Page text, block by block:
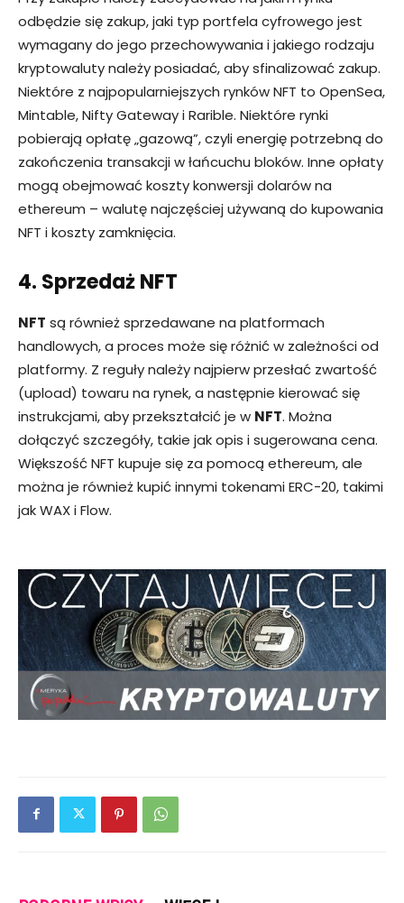
odbędzie się zakup, jaki typ portfela cyfrowego jest
wymagany do jego przechowywania i jakiego rodzaju
kryptowaluty należy posiadać, aby sfinalizować zakup.
Niektóre z najpopularniejszych rynków NFT to OpenSea,
Mintable, Nifty Gateway i Rarible. Niektóre rynki
pobierają opłatę „gazową”, czyli energię potrzebną do
zakończenia transakcji w łańcuchu bloków. Inne opłaty
mogą obejmować koszty konwersji dolarów na
ethereum – walutę najczęściej używaną do kupowania
NFT i koszty zamknięcia.
4. Sprzedaż NFT
NFT są również sprzedawane na platformach
handlowych, a proces może się różnić w zależności od
platformy. Z reguły należy najpierw przesłać zwartość
(upload) towaru na rynek, a następnie kierować się
instrukcjami, aby przekształcić je w NFT. Można
dołączyć szczegóły, takie jak opis i sugerowana cena.
Większość NFT kupuje się za pomocą ethereum, ale
można je również kupić innymi tokenami ERC-20, takimi
jak WAX i Flow.